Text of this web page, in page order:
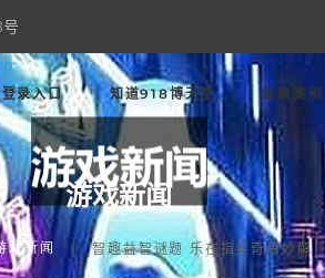
录入口 知道918博天堂 经典案例
游戏新闻
戏新闻 智趣益智谜题 乐在指尖奇思妙解